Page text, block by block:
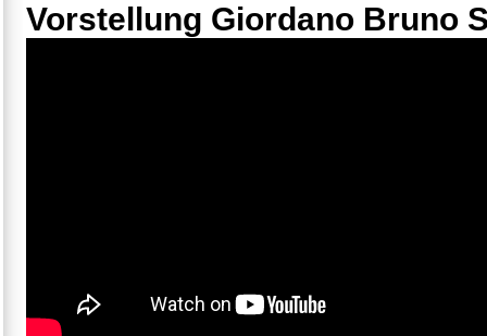
Vorstellung Giordano Bruno